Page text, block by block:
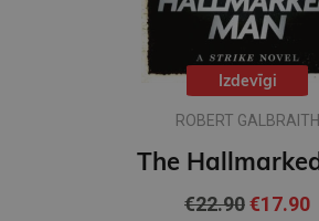
Izdevīgi
ROBERT GALBRAITH
€22.90€17.90